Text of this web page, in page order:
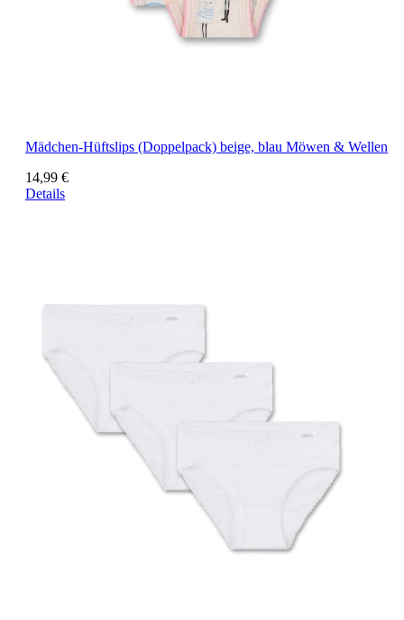
Mädchen-Hüftslips (Doppelpack) beige, blau Möwen & Wellen
14,99 €
Details